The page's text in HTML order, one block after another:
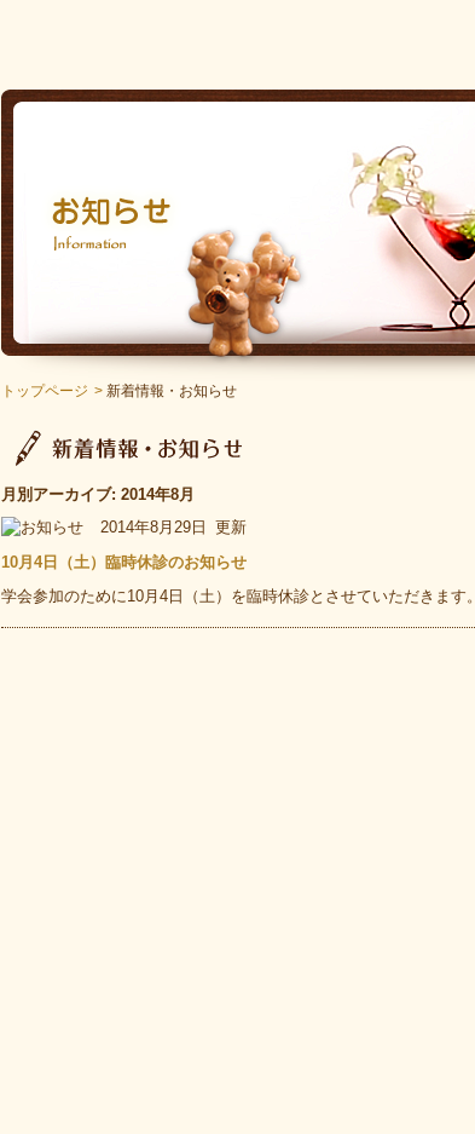
トップページ > 新着情報・お知らせ
月別アーカイブ: 2014年8月
2014年8月29日
更新
10月4日（土）臨時休診のお知らせ
学会参加のために10月4日（土）を臨時休診とさせていただきます。